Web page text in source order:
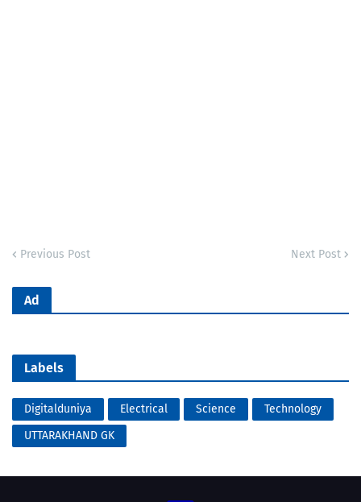
Previous Post Next Post
Ad
Labels
Digitalduniya Electrical Science
Technology
UTTARAKHAND GK